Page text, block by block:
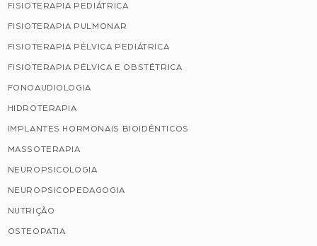
FISIOTERAPIA PEDIÁTRICA
FISIOTERAPIA PULMONAR
FISIOTERAPIA PÉLVICA PEDIÁTRICA
FISIOTERAPIA PÉLVICA E OBSTÉTRICA
FONOAUDIOLOGIA
HIDROTERAPIA
IMPLANTES HORMONAIS BIOIDÊNTICOS
MASSOTERAPIA
NEUROPSICOLOGIA
NEUROPSICOPEDAGOGIA
NUTRIÇÃO
OSTEOPATIA